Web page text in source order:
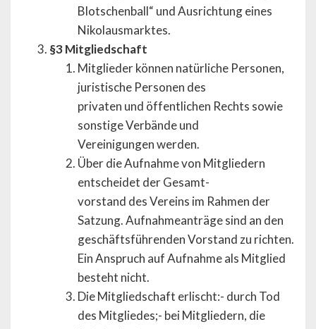
Blotschenball“ und Ausrichtung eines
Nikolausmarktes.
§3 Mitgliedschaft
Mitglieder können natürliche Personen,
juristische Personen des
privaten und öffentlichen Rechts sowie
sonstige Verbände und
Vereinigungen werden.
Über die Aufnahme von Mitgliedern
entscheidet der Gesamt-
vorstand des Vereins im Rahmen der
Satzung. Aufnahmeanträge sind an den
geschäftsführenden Vorstand zu richten.
Ein Anspruch auf Aufnahme als Mitglied
besteht nicht.
Die Mitgliedschaft erlischt:- durch Tod
des Mitgliedes;- bei Mitgliedern, die